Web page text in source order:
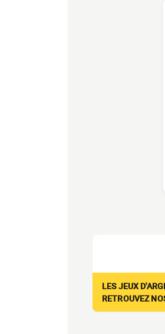
LES JEUX
RETROUVEZ